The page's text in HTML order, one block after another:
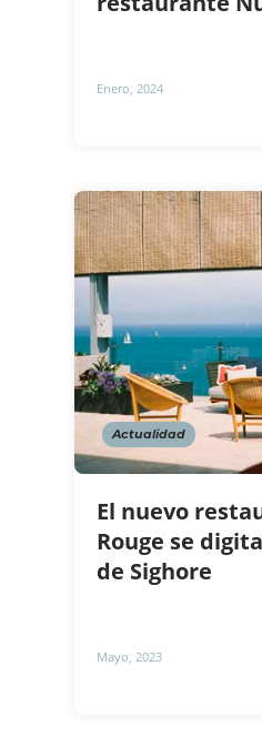
Enero, 2024
Actualidad
El nuevo
Rouge se
de Sighore
Mayo, 2023